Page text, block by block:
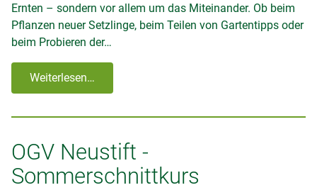
Ernten – sondern vor allem um das Miteinander. Ob beim
Pflanzen neuer Setzlinge, beim Teilen von Gartentipps oder
beim Probieren der…
Weiterlesen…
OGV Neustift -
Sommerschnittkurs